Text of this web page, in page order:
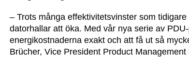
– Trots många effektivitetsvinster som
datorhallar att öka. Med vår nya serie av
energikostnaderna exakt och att få ut så
Brücher, Vice President Product Management